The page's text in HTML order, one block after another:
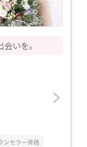
いを。
ンセラー資格